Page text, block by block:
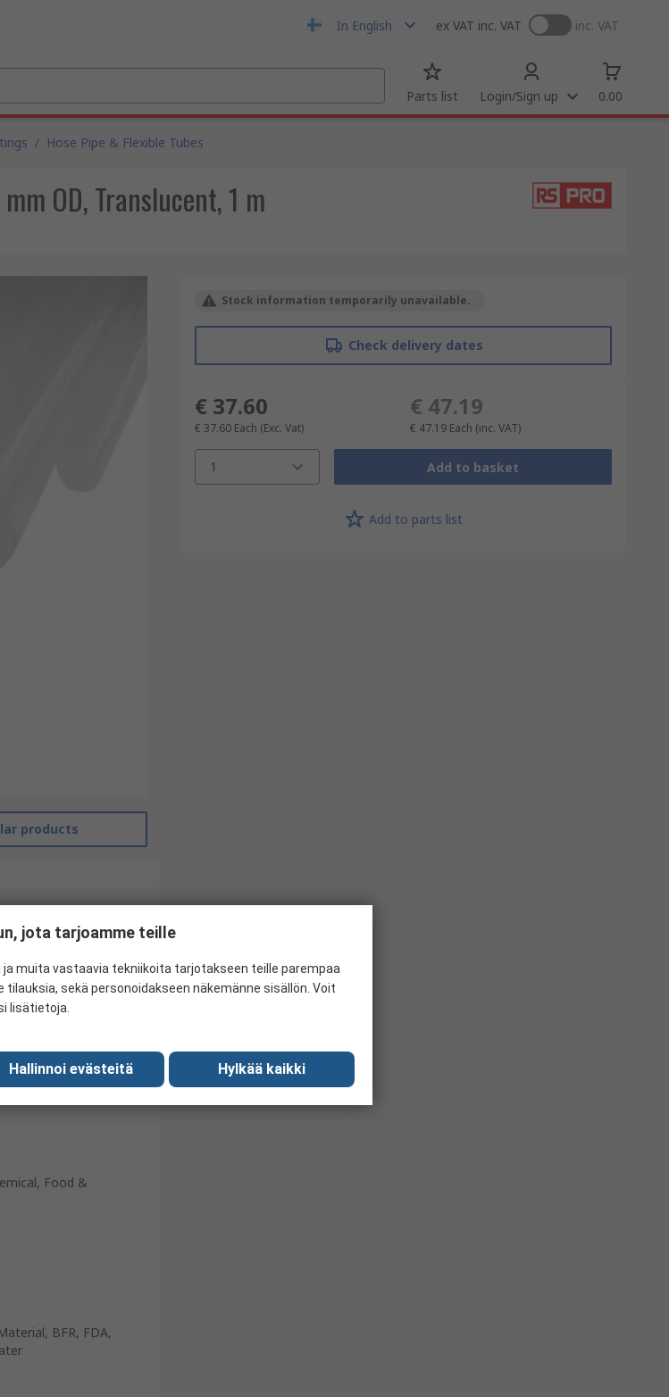
In English ex VAT inc. VAT inc. VAT
Parts list Login/Sign up 0.00
/ Hose Pipe & Flexible Tubes
OD, Translucent, 1 m
products
Food &
BFR, FDA,
Stock information temporarily unavailable.
Check delivery dates
€ 37.60
€ 37.60 Each (Exc. Vat)
€ 47.19
€ 47.19 Each (inc. VAT)
1 Add to basket
Add to parts list
jota tarjoamme teille
muita vastaavia tekniikoita tarjotakseen teille parempaa
sekä personoidakseen näkemänne sisällön. Voit
lisätietoja.
Hallinnoi evästeitä Hylkää kaikki